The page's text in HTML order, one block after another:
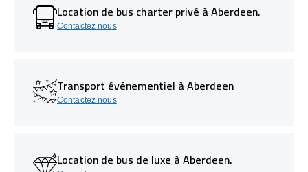
Location de bus charter privé à Aberdeen.
Contactez nous
Transport événementiel à Aberdeen
Contactez nous
Location de bus de luxe à Aberdeen.